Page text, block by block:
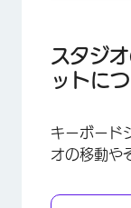
一般的なナ
ダッシュボ
地図ウィジ
スタジ
ットに
キーボード
オの移動や